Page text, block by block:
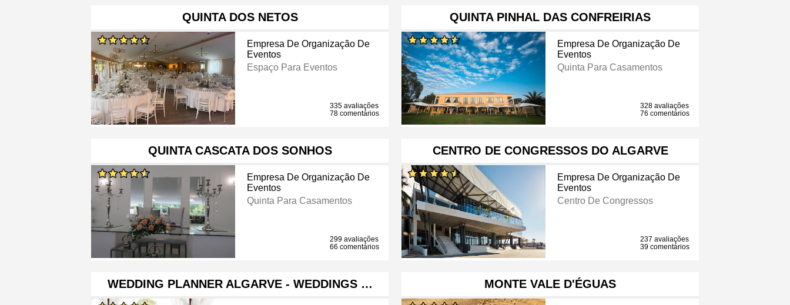
QUINTA DOS NETOS
Empresa De Organização De
Eventos
Espaço Para Eventos
335 avaliações
78 comentários
QUINTA PINHAL DAS CONFREIRIAS
Empresa De Organização De
Eventos
Quinta Para Casamentos
328 avaliações
76 comentários
QUINTA CASCATA DOS SONHOS
Empresa De Organização De
Eventos
Quinta Para Casamentos
299 avaliações
66 comentários
CENTRO DE CONGRESSOS DO ALGARVE
Empresa De Organização De
Eventos
Centro De Congressos
237 avaliações
39 comentários
WEDDING PLANNER ALGARVE - WEDDINGS … MONTE VALE D'ÉGUAS